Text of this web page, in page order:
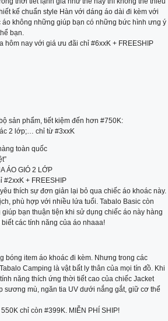
kế chuẩn style Hàn với dáng áo dài đi kèm với
áo không những giúp bạn có những bức hình ưng ý
bạn.
hôm nay với giá ưu đãi chỉ #6xxK + FREESHIP
sản phẩm, tiết kiệm đến hơn #750K:
2 lớp;… chỉ từ #3xxK
toàn quốc
ÁO GIÓ 2 LỚP
#2xxK + FREESHIP
thích sự đơn giản lại bỏ qua chiếc áo khoác này.
phù hợp với nhiều lứa tuổi. Tabalo Basic còn
bạn thuận tiện khi sử dụng chiếc áo này hàng
các tính năng của áo nhaaa!
bóng item áo khoác đi kèm. Nhưng trong các
Camping là vật bất ly thân của mọi tín đồ. Khi
năng thích ứng thời tiết cao của chiếc Jacket
sương mù, ngăn tia UV dưới nắng gắt, giữ cơ thể
chỉ còn #399K. MIỄN PHÍ SHIP!